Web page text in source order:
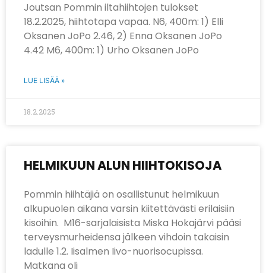
Joutsan Pommin iltahiihtojen tulokset
18.2.2025, hiihtotapa vapaa. N6, 400m: 1) Elli
Oksanen JoPo 2.46, 2) Enna Oksanen JoPo
4.42 M6, 400m: 1) Urho Oksanen JoPo
LUE LISÄÄ »
18.2.2025
HELMIKUUN ALUN HIIHTOKISOJA
Pommin hiihtäjiä on osallistunut helmikuun
alkupuolen aikana varsin kiitettävästi erilaisiin
kisoihin. M16-sarjalaisista Miska Hokajärvi pääsi
terveysmurheidensa jälkeen vihdoin takaisin
ladulle 1.2. Iisalmen Iivo-nuorisocupissa.
Matkana oli